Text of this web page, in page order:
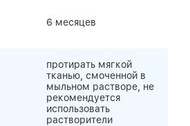
6 месяцев
протирать мягкой
тканью, смоченной в
мыльном растворе, не
рекомендуется
использовать
растворители